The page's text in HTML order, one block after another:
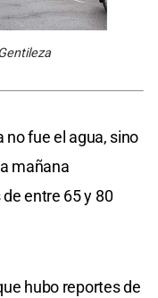
fue el agua, sino
mañana
entre 65 y 80
hubo reportes de